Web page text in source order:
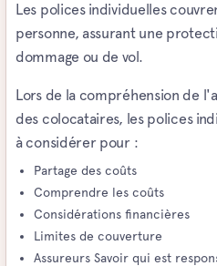
Les polices individuelles
personne, assurant une
dommage ou de vol.
Lors de la compréhension de
des colocataires, les polices
à considérer pour :
Partage des coûts
Comprendre les coûts
Considérations financières
Limites de couverture
Assureurs Savoir qui est